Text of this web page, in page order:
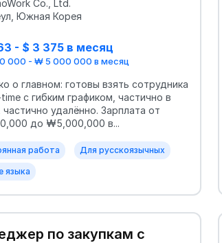
Co., Ltd.
Южная Корея
- $ 3 375 в месяц
000 - ₩ 5 000 000 в месяц
о главном: готовы взять сотрудника
с гибким графиком, частично в
частично удалённо. Зарплата от
до ₩5,000,000 в...
работа Для русскоязычных
языка
по закупкам с